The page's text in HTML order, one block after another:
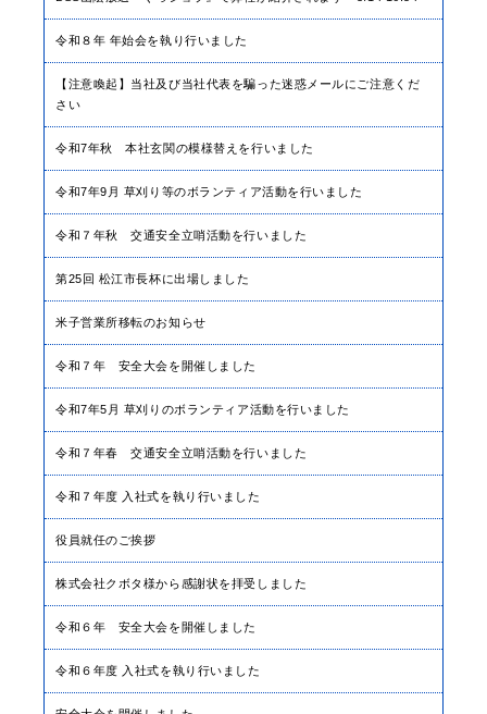
令和８年 年始会を執り行いました
【注意喚起】当社及び当社代表を騙った迷惑メールにご注意くだ
さい
令和7年秋 本社玄関の模様替えを行いました
令和7年9月 草刈り等のボランティア活動を行いました
令和７年秋 交通安全立哨活動を行いました
第25回 松江市長杯に出場しました
米子営業所移転のお知らせ
令和７年 安全大会を開催しました
令和7年5月 草刈りのボランティア活動を行いました
令和７年春 交通安全立哨活動を行いました
令和７年度 入社式を執り行いました
役員就任のご挨拶
株式会社クボタ様から感謝状を拝受しました
令和６年 安全大会を開催しました
令和６年度 入社式を執り行いました